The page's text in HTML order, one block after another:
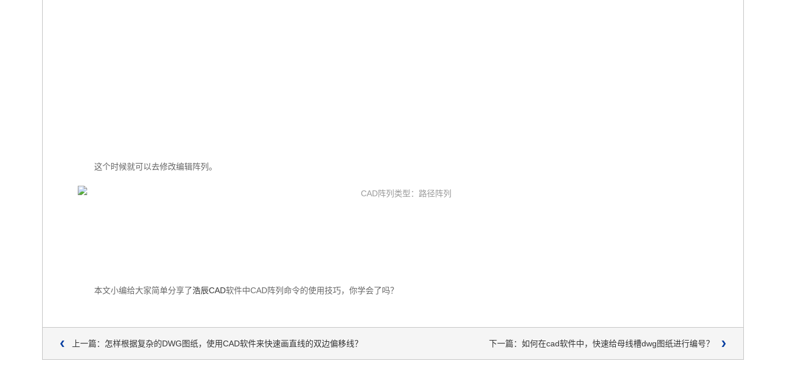
这个时候就可以去修改编辑阵列。
本文小编给大家简单分享了浩辰CAD软件中CAD阵列命令的使用技巧，你学会了吗？
上一篇：怎样根据复杂的DWG图纸，使用CAD软件来快速画直线的双边偏移线？ 下一篇：如何在cad软件中，快速给母线槽dwg图纸进行编号？